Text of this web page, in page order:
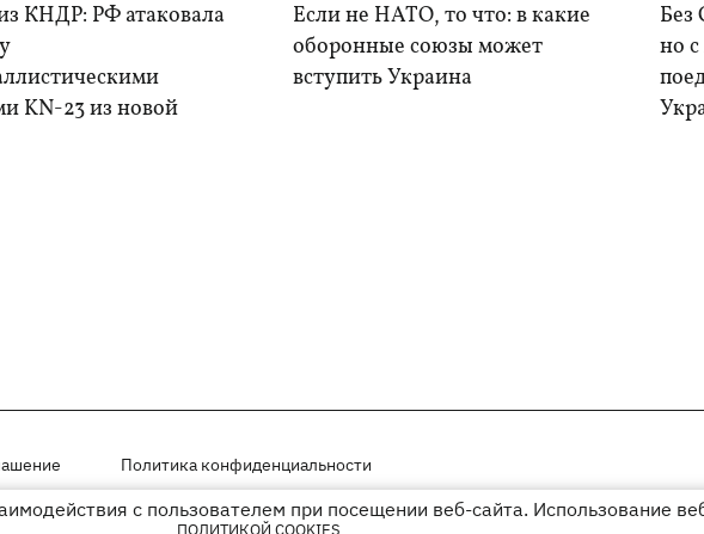
КНДР: РФ атаковала
KN-23 из новой
Если не НАТО, то что: в какие
оборонные союзы может
вступить Украина
Без
но
Политика конфиденциальности
на правах рекламыс пользователем при посещении веб-сайта. Использование
ПОЛИТИКОЙ COOKIES